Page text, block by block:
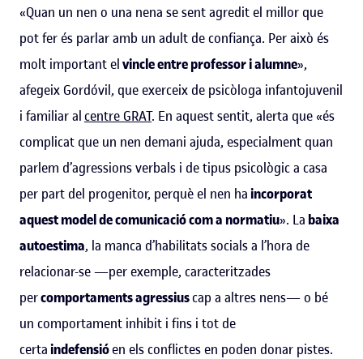
«Quan un nen o una nena se sent agredit el millor que
pot fer és parlar amb un adult de confiança. Per això és
molt important elvincle entre professor i alumne»,
afegeix Gordóvil, que exerceix de psicòloga infantojuvenil
i familiar alcentre GRAT. En aquest sentit, alerta que «és
complicat que un nen demani ajuda, especialment quan
parlem d’agressions verbals i de tipus psicològic a casa
per part del progenitor, perquè el nen haincorporat
aquest model de comunicació com a normatiu». La baixa
autoestima, la manca d’habilitats socials a l’hora de
relacionar-se —per exemple, caracteritzades
percomportaments agressiuscap a altres nens— o bé
un comportament inhibit i fins i tot de
certaindefensióen els conflictes en poden donar pistes.